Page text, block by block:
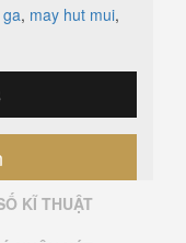
, may hut mui,
KĨ THUẬT